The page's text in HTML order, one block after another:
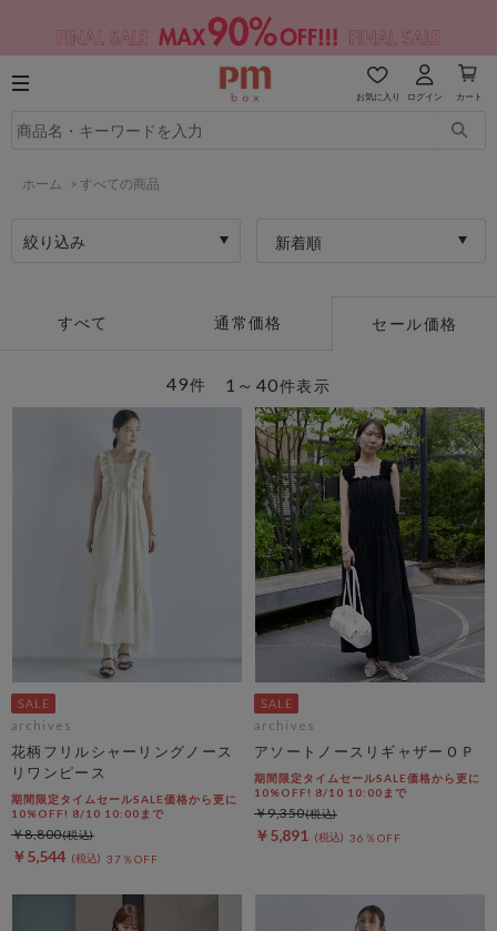
お気に入り ログイン カート
ホーム > すべての商品
絞り込み 新着順
すべて 通常価格 セール価格
1～40件表示
49件
archives
花柄フリルシャーリングノース
リワンピース
期間限定タイムセールSALE価格から更に
10%OFF! 8/10 10:00まで
￥5,544 37％OFF
￥8,800
archives
アソートノースリギャザーＯＰ
期間限定タイムセールSALE価格から更に
10%OFF! 8/10 10:00まで
￥5,891 36％OFF
￥9,350